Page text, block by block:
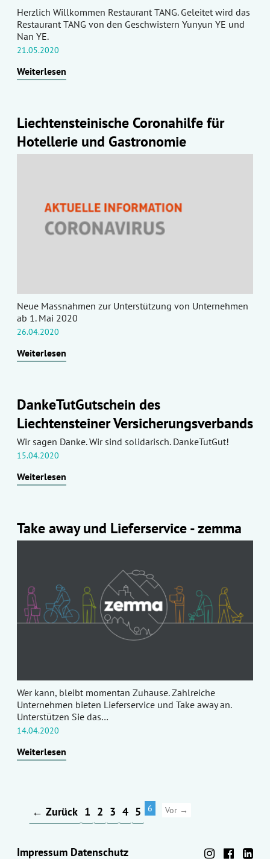
Herzlich Willkommen Restaurant TANG. Geleitet wird das
Restaurant TANG von den Geschwistern Yunyun YE und
Nan YE.
21.05.2020
Weiterlesen
Liechtensteinische Coronahilfe für
Hotellerie und Gastronomie
Neue Massnahmen zur Unterstützung von Unternehmen
ab 1. Mai 2020
26.04.2020
Weiterlesen
DankeTutGutschein des
Liechtensteiner Versicherungsverbands
Wir sagen Danke. Wir sind solidarisch. DankeTutGut!
15.04.2020
Weiterlesen
Take away und Lieferservice - zemma
Wer kann, bleibt momentan Zuhause. Zahlreiche
Unternehmen bieten Lieferservice und Take away an.
Unterstützen Sie das…
14.04.2020
Weiterlesen
← Zurück 1 2 3 4 5 6 Vor →
Impressum Datenschutz